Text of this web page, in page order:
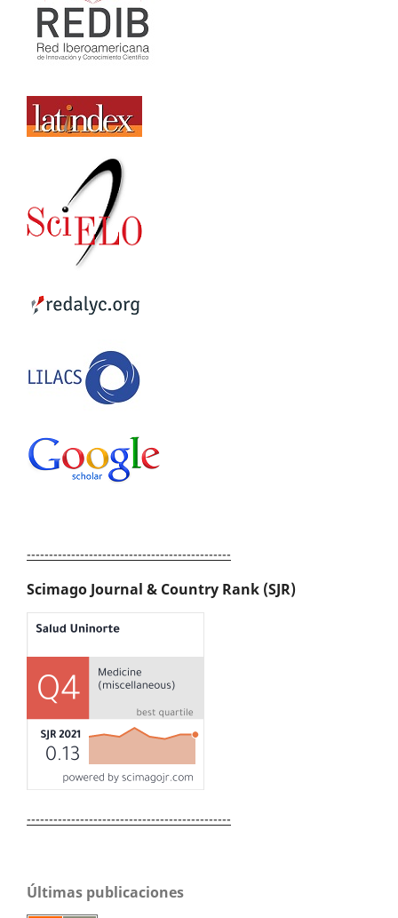
----------------------------------------------
Scimago Journal & Country Rank (SJR)
----------------------------------------------
Últimas publicaciones